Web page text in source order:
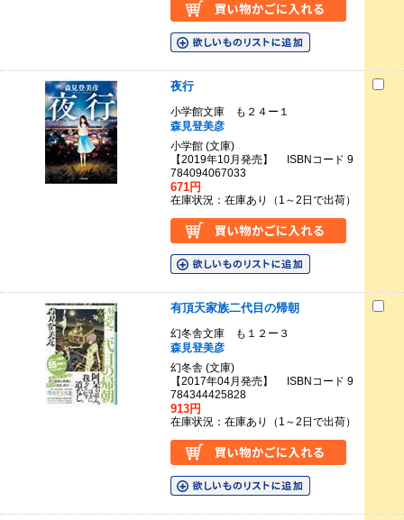
夜行
小学館文庫 も２４ー１
森見登美彦
小学館 (文庫)
【2019年10月発売】 ISBNコード 9
784094067033
671円
在庫状況：在庫あり（1～2日で出荷）
有頂天家族二代目の帰朝
幻冬舎文庫 も１２ー３
森見登美彦
幻冬舎 (文庫)
【2017年04月発売】 ISBNコード 9
784344425828
913円
在庫状況：在庫あり（1～2日で出荷）